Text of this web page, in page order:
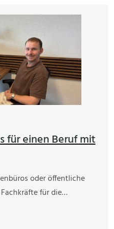
für einen Beruf mit
oder öffentliche
für die…